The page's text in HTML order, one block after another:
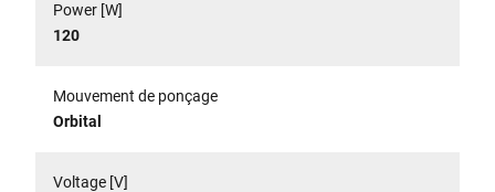
Power [W]
120
Mouvement de ponçage
Orbital
Voltage [V]